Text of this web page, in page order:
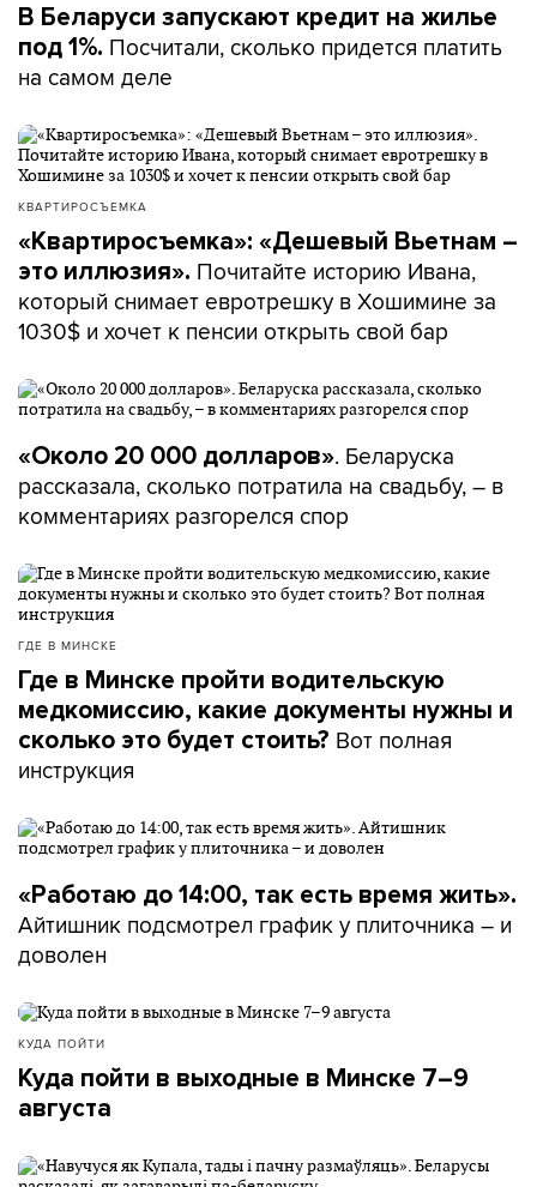
В Беларуси запускают кредит на жилье
под 1%. Посчитали, сколько придется платить
на самом деле
КВАРТИРОСЪЕМКА
«Квартиросъемка»: «Дешевый Вьетнам –
это иллюзия». Почитайте историю Ивана,
который снимает евротрешку в Хошимине за
1030$ и хочет к пенсии открыть свой бар
«Около 20 000 долларов». Беларуска
рассказала, сколько потратила на свадьбу, – в
комментариях разгорелся спор
ГДЕ В МИНСКЕ
Где в Минске пройти водительскую
медкомиссию, какие документы нужны и
сколько это будет стоить? Вот полная
инструкция
«Работаю до 14:00, так есть время жить».
Айтишник подсмотрел график у плиточника – и
доволен
КУДА ПОЙТИ
Куда пойти в выходные в Минске 7–9
августа